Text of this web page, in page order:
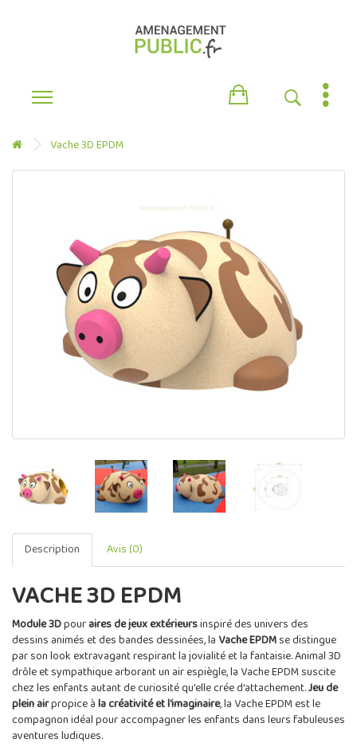
Vache 3D EPDM
Description Avis (0)
VACHE 3D EPDM
Module 3Dpouraires de jeux extérieursinspiré des univers des
dessins animés et des bandes dessinées, la Vache EPDMse distingue
par son look extravagant respirant la jovialité et la fantaisie. Animal 3D
drôle et sympathique arborant un air espiègle, la Vache EPDM suscite
chez les enfants autant de curiosité qu'elle crée d'attachement.Jeu de
plein airpropice àla créativité et l'imaginaire, la Vache EPDM est le
compagnon idéal pour accompagner les enfants dans leurs fabuleuses
aventures ludiques.